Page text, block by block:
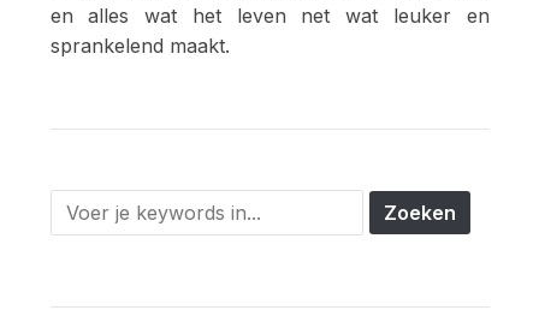
en alles wat het leven net wat leuker en
sprankelend maakt.